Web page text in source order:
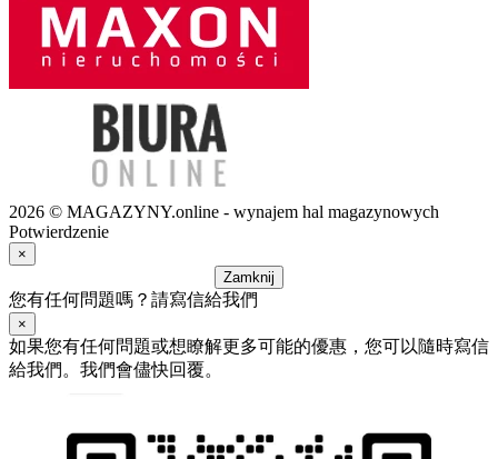
2026 © MAGAZYNY.online - wynajem hal magazynowych
Potwierdzenie
×
Zamknij
您有任何問題嗎？請寫信給我們
×
如果您有任何問題或想瞭解更多可能的優惠，您可以隨時寫信
給我們。我們會儘快回覆。